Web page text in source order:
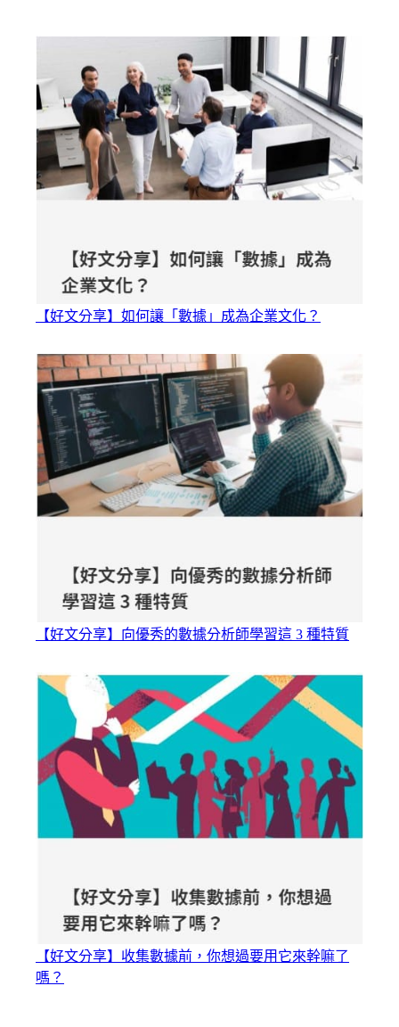
【好文分享】如何讓「數據」成為企業文化？
【好文分享】向優秀的數據分析師學習這 3 種特質
【好文分享】收集數據前，你想過要用它來幹嘛了
嗎？